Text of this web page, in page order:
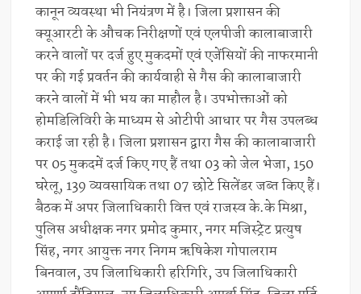
कानून व्यवस्था भी नियंत्रण में है। जिला प्रशासन की
क्यूआरटी के औचक निरीक्षणों एवं एलपीजी कालाबाजारी
करने वालों पर दर्ज हुए मुकदमों एवं एजेंसियों की नाफरमानी
पर की गई प्रवर्तन की कार्यवाही से गैस की कालाबाजारी
करने वालों में भी भय का माहौल है। उपभोक्ताओं को
होमडिलिविरी के माध्यम से ओटीपी आधार पर गैस उपलब्ध
कराई जा रही है। जिला प्रशासन द्वारा गैस की कालाबाजारी
पर 05 मुकदमें दर्ज किए गए हैं तथा 03 को जेल भेजा, 150
घरेलू, 139 व्यवसायिक तथा 07 छोटे सिलेंडर जब्त किए हैं।
बैठक में अपर जिलाधिकारी वित्त एवं राजस्व के.के मिश्रा,
पुलिस अधीक्षक नगर प्रमोद कुमार, नगर मजिस्ट्रेट प्रत्युष
सिंह, नगर आयुक्त नगर निगम ऋषिकेश गोपालराम
बिनवाल, उप जिलाधिकारी हरिगिरि, उप जिलाधिकारी